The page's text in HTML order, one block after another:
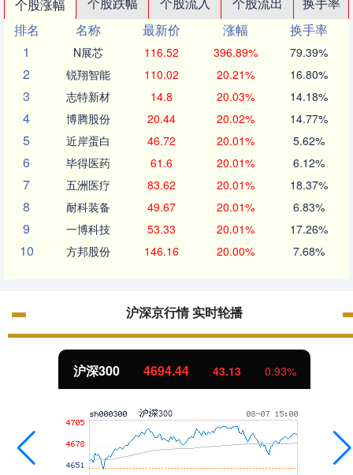
个股涨幅
排名
名称 最新价 涨幅
换手率
1
N展芯 116.52 396.89% 79.39%
2 锐翔智能 110.02 20.21% 16.80%
3 志特新材 14.8 20.03% 14.18%
4 博腾股份 20.44 20.02% 14.77%
5 近岸蛋白 46.72 20.01% 5.62%
6 毕得医药 61.6 20.01% 6.12%
7 五洲医疗 83.62 20.01% 18.37%
8 耐科装备 49.67 20.01% 6.83%
9 一博科技 53.33 20.01% 17.26%
10 方邦股份 146.16 20.00% 7.68%
沪深京行情 实时轮播
北证50 1134.24 11.37 1.01%